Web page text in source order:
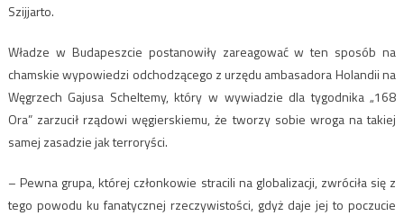
Szijjarto.
Władze w Budapeszcie postanowiły zareagować w ten sposób na
chamskie wypowiedzi odchodzącego z urzędu ambasadora Holandii na
Węgrzech Gajusa Scheltemy, który w wywiadzie dla tygodnika „168
Ora” zarzucił rządowi węgierskiemu, że tworzy sobie wroga na takiej
samej zasadzie jak terroryści.
– Pewna grupa, której członkowie stracili na globalizacji, zwróciła się z
tego powodu ku fanatycznej rzeczywistości, gdyż daje jej to poczucie